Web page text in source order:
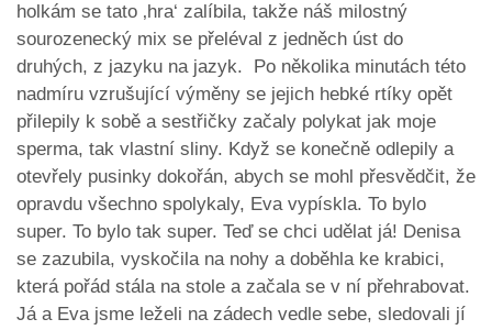
holkám se tato ‚hra‘ zalíbila, takže náš milostný
sourozenecký mix se přeléval z jedněch úst do
druhých, z jazyku na jazyk. Po několika minutách této
nadmíru vzrušující výměny se jejich hebké rtíky opět
přilepily k sobě a sestřičky začaly polykat jak moje
sperma, tak vlastní sliny. Když se konečně odlepily a
otevřely pusinky dokořán, abych se mohl přesvědčit, že
opravdu všechno spolykaly, Eva vypískla. To bylo
super. To bylo tak super. Teď se chci udělat já! Denisa
se zazubila, vyskočila na nohy a doběhla ke krabici,
která pořád stála na stole a začala se v ní přehrabovat.
Já a Eva jsme leželi na zádech vedle sebe, sledovali jí